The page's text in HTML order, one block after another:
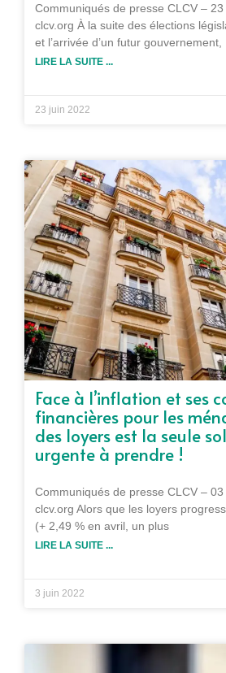
Communiqués de presse CLCV –
clcv.org À la suite des élections
et l’arrivée d’un futur gouvernement,
LIRE LA SUITE ...
23 juin 2022
Face à l’inflation et ses
financières pour les
des loyers est la seule
urgente à prendre !
Communiqués de presse CLCV –
clcv.org Alors que les loyers
(+ 2,49 % en avril, un plus
LIRE LA SUITE ...
3 juin 2022